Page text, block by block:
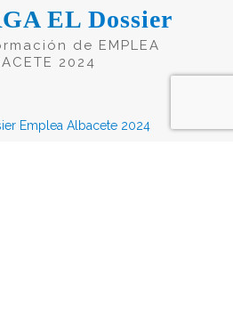
EL Dossier
de EMPLEA
2024